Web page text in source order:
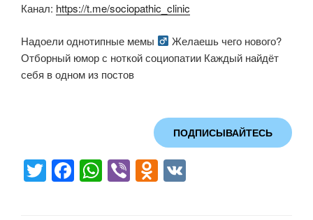
Канал: https://t.me/sociopathic_clinic
Надоели однотипные мемы
Желаешь чего нового?
Отборный юмор с ноткой социопатии Каждый найдёт
себя в одном из постов
ПОДПИСЫВАЙТЕСЬ
T
wi
F
a
W
h
Vi
b
O
d